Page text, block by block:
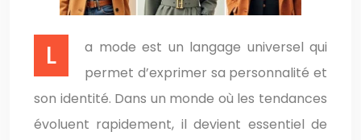
La mode est un langage universel qui
permet d’exprimer sa personnalité et
son identité. Dans un monde où les tendances
évoluent rapidement, il devient essentiel de